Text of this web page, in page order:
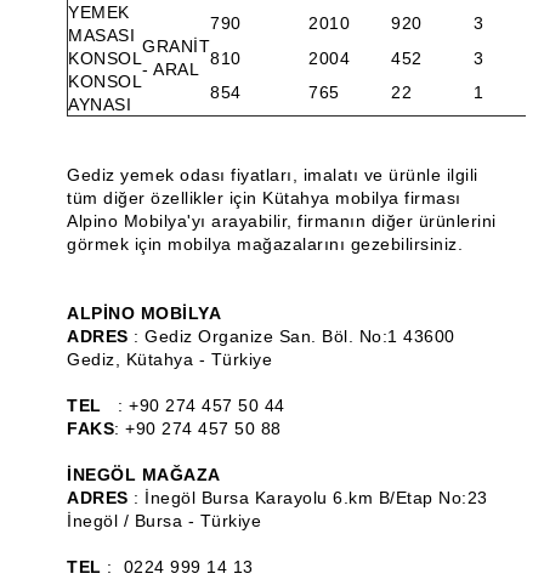
Vestiyer
Bench ve Puf
Ahşap Torna Ürünleri
Klasik Mobilya
Komodin
Dresuar
Dilsiz Uşak
TV Ünitesi
Markiz Koltuk
YEMEK
MASASI
GRANİT
- ARAL
790 2010 920
3
KONSOL
810 2004 452
3
KONSOL
AYNASI
854 765 22 1
Gediz yemek odası fiyatları, imalatı ve ürünle ilgili
tüm diğer özellikler için Kütahya mobilya firması
Alpino Mobilya'yı arayabilir, firmanın diğer ürünlerini
görmek için mobilya mağazalarını gezebilirsiniz.
ALPİNO MOBİLYA
ADRES : Gediz Organize San. Böl. No:1 43600
Gediz, Kütahya - Türkiye
TEL : +90 274 457 50 44
FAKS: +90 274 457 50 88
İNEGÖL MAĞAZA
ADRES : İnegöl Bursa Karayolu 6.km B/Etap No:23
İnegöl / Bursa - Türkiye
TEL : 0224 999 14 13